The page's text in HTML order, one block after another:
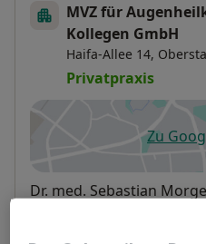
MVZ für
Kollegen GmbH
Haifa-Allee 14,
Privatpraxis
Zu
Verfügbarkeit
Dr. med. Sebastian